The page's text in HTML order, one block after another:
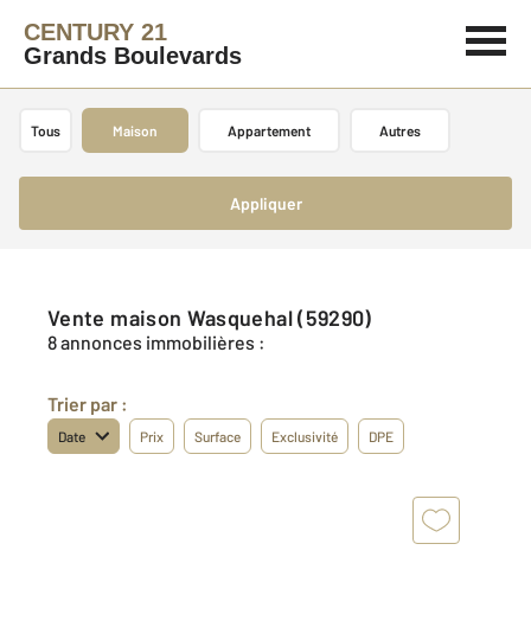
CENTURY 21
Grands Boulevards
Tous Maison Appartement Autres
Appliquer
Vente maison Wasquehal (59290)
8 annonces immobilières :
Trier par :
Date Prix Surface Exclusivité DPE